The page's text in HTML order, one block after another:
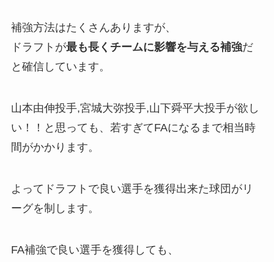
補強方法はたくさんありますが、
ドラフトが最も長くチームに影響を与える補強だ
と確信しています。
山本由伸投手,宮城大弥投手,山下舜平大投手が欲し
い！！と思っても、若すぎてFAになるまで相当時
間がかかります。
よってドラフトで良い選手を獲得出来た球団がリ
ーグを制します。
FA補強で良い選手を獲得しても、